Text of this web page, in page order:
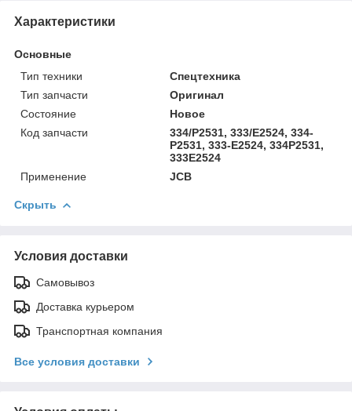
Характеристики
Основные
Тип техники
Спецтехника
Тип запчасти
Оригинал
Состояние
Новое
Код запчасти
334/P2531, 333/E2524, 334-
P2531, 333-E2524, 334P2531,
333E2524
Применение
JCB
Скрыть
Условия доставки
Самовывоз
Доставка курьером
Транспортная компания
Все условия доставки